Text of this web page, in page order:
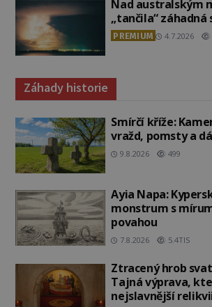
Nad australským
„tančila“ záhadná
PREMIUM 4.7.2026
Záhady historie
Smírčí kříže:
vražd, pomsty a
9.8.2026 499
Ayia Napa:
monstrum s
povahou
7.8.2026 5.4TIS
Ztracený hrob
Tajná výprava,
nejslavnější